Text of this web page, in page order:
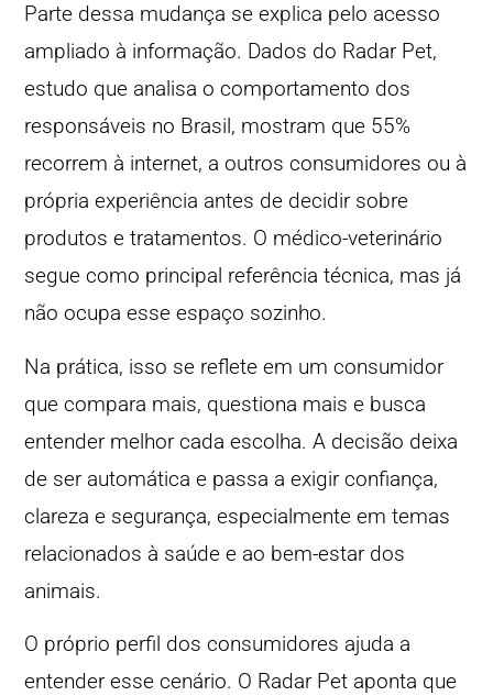
Parte dessa mudança se explica pelo acesso
ampliado à informação. Dados do Radar Pet,
estudo que analisa o comportamento dos
responsáveis no Brasil, mostram que 55%
recorrem à internet, a outros consumidores ou à
própria experiência antes de decidir sobre
produtos e tratamentos. O médico-veterinário
segue como principal referência técnica, mas já
não ocupa esse espaço sozinho.
Na prática, isso se reflete em um consumidor
que compara mais, questiona mais e busca
entender melhor cada escolha. A decisão deixa
de ser automática e passa a exigir confiança,
clareza e segurança, especialmente em temas
relacionados à saúde e ao bem-estar dos
animais.
O próprio perfil dos consumidores ajuda a
entender esse cenário. O Radar Pet aponta que